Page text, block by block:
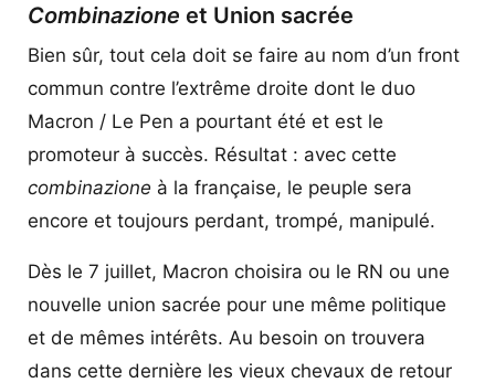
Combinazione et Union sacrée
Bien sûr, tout cela doit se faire au nom d’un front
commun contre l’extrême droite dont le duo
Macron / Le Pen a pourtant été et est le
promoteur à succès. Résultat : avec cette
combinazione à la française, le peuple sera
encore et toujours perdant, trompé, manipulé.
Dès le 7 juillet, Macron choisira ou le RN ou une
nouvelle union sacrée pour une même politique
et de mêmes intérêts. Au besoin on trouvera
dans cette dernière les vieux chevaux de retour